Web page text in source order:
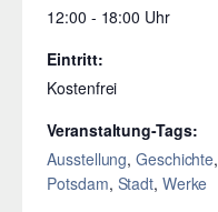
12:00 - 18:00
Eintritt:
Kostenfrei
Veranstaltung-Tags:
Ausstellung,Geschichte,
Potsdam, Stadt, Werke